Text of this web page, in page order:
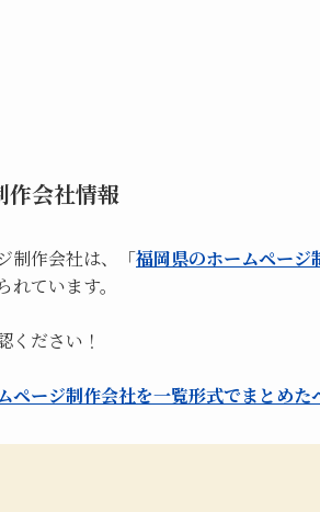
作会社情報
制作会社は、「福岡県のホームページ
れています。
ください！
ページ制作会社を一覧形式でまとめた